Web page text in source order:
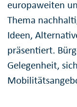
europaweiten
Thema
Ideen,
präsentiert.
Gelegenheit,